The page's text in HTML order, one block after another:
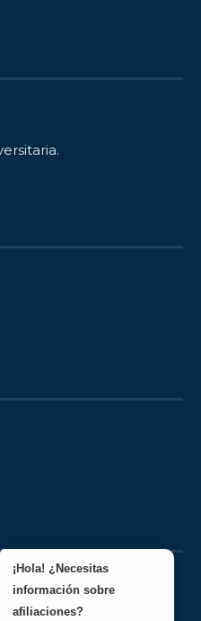
¡Hola! ¿Necesitas
información sobre
afiliaciones?